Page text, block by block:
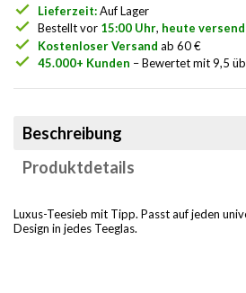
check Lieferzeit:Auf Lager
check Bestellt vor 15:00 Uhr, heute
check Kostenloser Versand ab 60 €
check 45.000+ Kunden – Bewertet mit 9,5
Beschreibung
Produktdetails
Luxus-Teesieb mit Tipp. Passt auf jeden
Design in jedes Teeglas.